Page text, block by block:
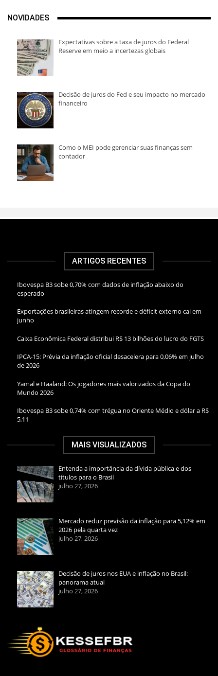
NOVIDADES
Expectativas sobre a taxa de juros do Federal
Reserve em meio a incertezas globais
Decisão de juros do Fed e seu impacto no mercado
financeiro
Como o MEI pode gerenciar suas finanças sem
contador
ARTIGOS RECENTES
Ibovespa B3 sobe 0,70% com dados de inflação abaixo do
esperado
Exportações brasileiras atingem recorde e déficit externo cai em
junho
Caixa Econômica Federal distribui R$ 13 bilhões do lucro do FGTS
IPCA-15: Prévia da inflação oficial desacelera para 0,06% em julho
de 2026
Yamal e Haaland: Os jogadores mais valorizados da Copa do
Mundo 2026
Ibovespa B3 sobe 0,74% com trégua no Oriente Médio e dólar a R$
5,11
MAIS VISUALIZADOS
Entenda a importância da dívida pública e dos
títulos para o Brasil
julho 27, 2026
Mercado reduz previsão da inflação para 5,12% em
2026 pela quarta vez
julho 27, 2026
Decisão de juros nos EUA e inflação no Brasil:
panorama atual
julho 27, 2026